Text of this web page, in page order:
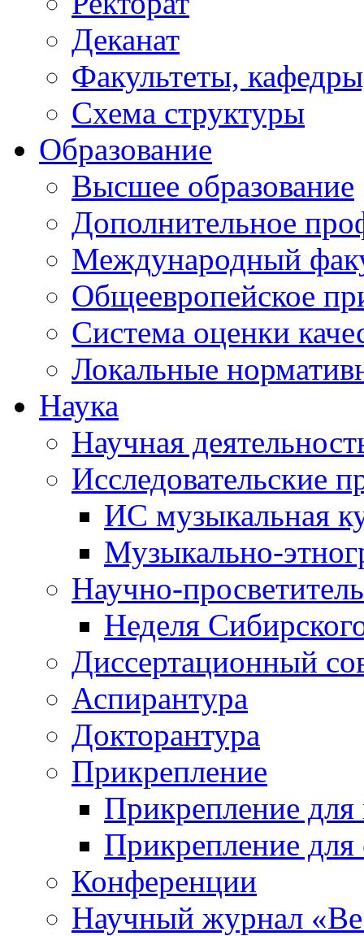
Деканат
Факультеты,
Схема структуры
Образование
Высшее образование
Дополнительное
Международный
Общеевропейское
Система оценки
Локальные
Наука
Научная
Исследовательские
ИС музыкальная
Музыкально-
Научно-
Неделя
Диссертационный
Аспирантура
Докторантура
Прикрепление
Прикрепление для
Прикрепление для
Конференции
Научный журнал